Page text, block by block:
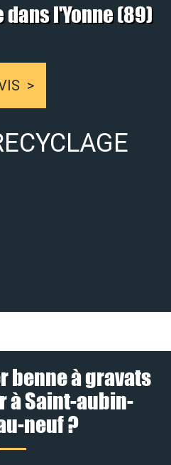
l'Yonne (89)
benne à gravats
à Saint-aubin-
neuf ?